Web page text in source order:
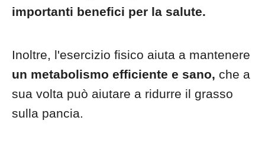
importanti benefici per la salute.
Inoltre, l'esercizio fisico aiuta a mantenere
un metabolismo efficiente e sano, che a
sua volta può aiutare a ridurre il grasso
sulla pancia.